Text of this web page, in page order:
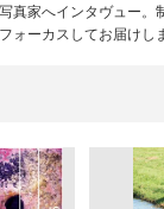
真家へインタヴュー。
ォーカスしてお届けし